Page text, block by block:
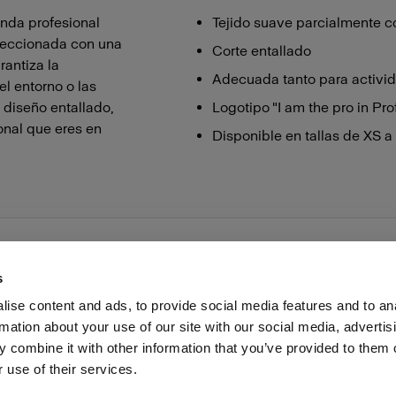
content and ads, to provide social media features and to
about your use of our site with our social media,
combine it with other information that you’ve provided to them
use of their services.
profesional
con una
la
entorno o las
entallado,
que eres en
Tejido suave parcialmente
Corte entallado
Adecuada tanto para
Logotipo "I am the pro in
Disponible en tallas de XS a
profesionales Prensa Inversores Share the Light